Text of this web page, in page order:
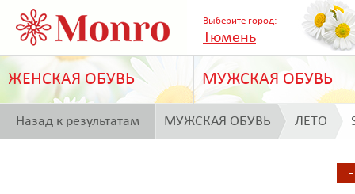
Выберите город:
Тюмень
ЖЕНСКАЯ ОБУВЬ МУЖСКАЯ ОБУВЬ
Назад к результатам МУЖСКАЯ ОБУВЬ ЛЕТО